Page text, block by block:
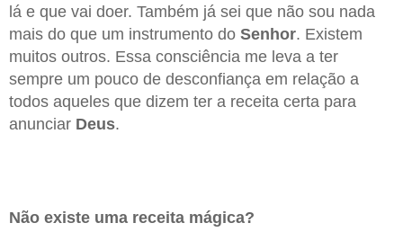
lá e que vai doer. Também já sei que não sou nada
mais do que um instrumento do Senhor. Existem
muitos outros. Essa consciência me leva a ter
sempre um pouco de desconfiança em relação a
todos aqueles que dizem ter a receita certa para
anunciar Deus.
Não existe uma receita mágica?